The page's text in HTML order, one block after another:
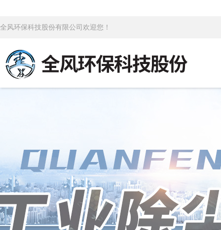
全风环保科技股份有限公司欢迎您！